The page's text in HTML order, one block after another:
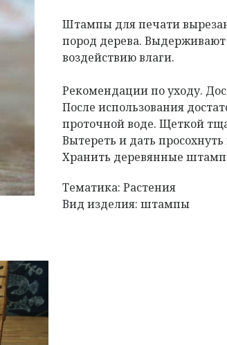
Штампы для печати
пород дерева.
воздействию влаги.
Рекомендации по уходу.
После использования
проточной воде. Щеткой
Вытереть и дать
Хранить деревянные
Тематика: Растения
Вид изделия: штампы